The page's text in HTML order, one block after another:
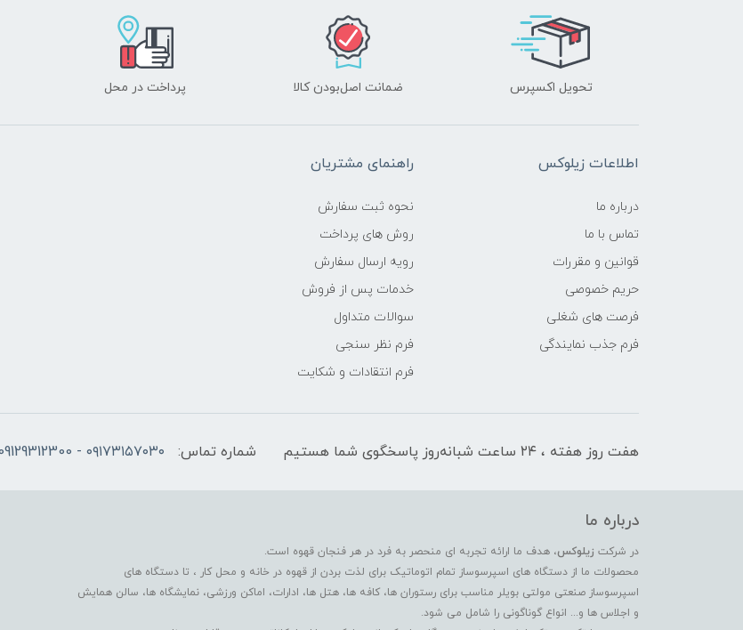
تحویل اکسپرس ضمانت اصل‌بودن کالا پرداخت در محل
اطلاعات زیلوکس
درباره ما
تماس با ما
قوانین و مقررات
حریم خصوصی
فرصت های شغلی
فرم جذب نمایندگی
راهنمای مشتریان
نحوه ثبت سفارش
روش های پرداخت
رویه ارسال سفارش
خدمات پس از فروش
سوالات متداول
فرم نظر سنجی
فرم انتقادات و شکایت
هفت روز هفته ، ۲۴ ساعت شبانه‌روز پاسخگوی شما هستیم شماره تماس: ۰۹۱۷۳۱۵۷۰۳۰ - 09129312300 - 07137742255
درباره ما
در شرکت زیلوکس، هدف ما ارائه تجربه ای منحصر به فرد در هر فنجان قهوه است.
محصولات ما از دستگاه های اسپرسوساز تمام اتوماتیک برای لذت بردن از قهوه در خانه و محل کار ، تا دستگاه های
اسپرسوساز صنعتی مولتی بویلر مناسب برای رستوران ها، کافه ها، هتل ها، ادارات، اماکن ورزشی، نمایشگاه ها، سالن همایش
و اجلاس ها و... انواع گوناگونی را شامل می شود.